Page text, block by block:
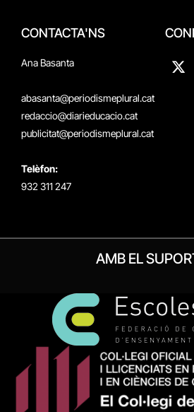
CONTACTA'NS
Ana Basanta
abasanta@periodismeplural.cat
redaccio@diarieducacio.cat
publicitat@periodismeplural.cat
Telèfon:
932 311 247
X
AMB EL